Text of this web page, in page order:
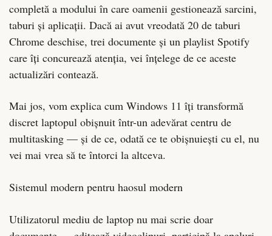
completă a modului în care oamenii gestionează sarcini,
taburi și aplicații. Dacă ai avut vreodată 20 de taburi
Chrome deschise, trei documente și un playlist Spotify
care îți concurează atenția, vei înțelege de ce aceste
actualizări contează.
Mai jos, vom explica cum Windows 11 îți transformă
discret laptopul obișnuit într-un adevărat centru de
multitasking — și de ce, odată ce te obișnuiești cu el, nu
vei mai vrea să te întorci la altceva.
Sistemul modern pentru haosul modern
Utilizatorul mediu de laptop nu mai scrie doar